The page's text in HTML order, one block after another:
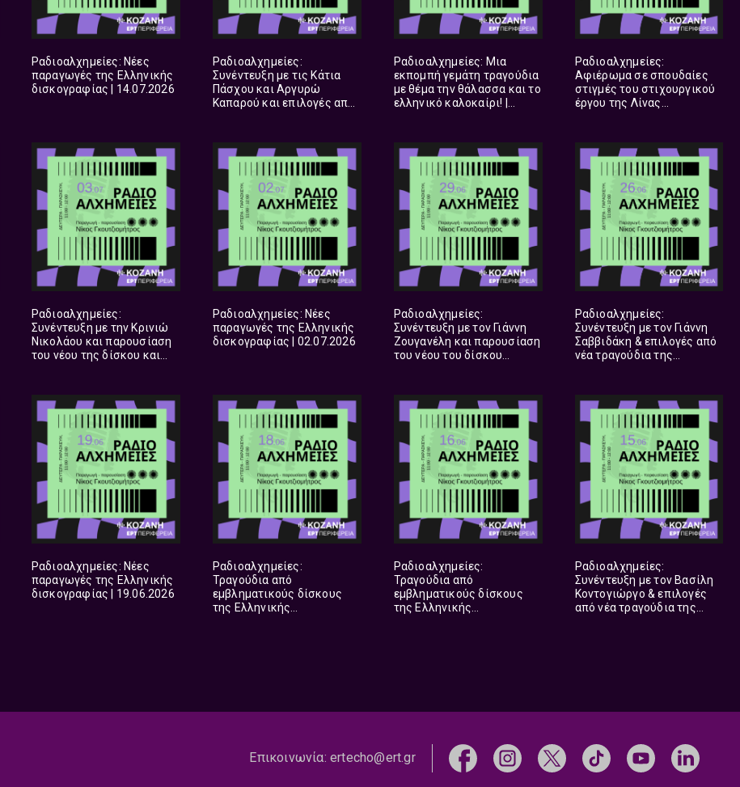
Ραδιοαλχημείες: Νέες
παραγωγές της Ελληνικής
δισκογραφίας | 14.07.2026
Ραδιοαλχημείες:
Συνέντευξη με τις Κάτια
Πάσχου και Αργυρώ
Καπαρού και επιλογές από
Ραδιοαλχημείες: Μια
εκπομπή γεμάτη τραγούδια
με θέμα την θάλασσα και το
ελληνικό καλοκαίρι! |
Ραδιοαλχημείες:
Αφιέρωμα σε σπουδαίες
στιγμές του στιχουργικού
έργου της Λίνας
Ραδιοαλχημείες:
Συνέντευξη με την Κρινιώ
Νικολάου και παρουσίαση
του νέου της δίσκου και
03.07.2026
Ραδιοαλχημείες: Νέες
παραγωγές της Ελληνικής
δισκογραφίας | 02.07.2026
Ραδιοαλχημείες:
Συνέντευξη με τον Γιάννη
Ζουγανέλη και παρουσίαση
του νέου του δίσκου
Ραδιοαλχημείες:
Συνέντευξη με τον Γιάννη
Σαββιδάκη & επιλογές από
νέα τραγούδια της
Ραδιοαλχημείες: Νέες
παραγωγές της Ελληνικής
δισκογραφίας | 19.06.2026
Ραδιοαλχημείες:
Τραγούδια από
εμβληματικούς δίσκους
της Ελληνικής
Ραδιοαλχημείες:
Τραγούδια από
εμβληματικούς δίσκους
της Ελληνικής
Ραδιοαλχημείες:
Συνέντευξη με τον Βασίλη
Κοντογιώργο & επιλογές
από νέα τραγούδια της
Επικοινωνία:ertecho@ert.gr